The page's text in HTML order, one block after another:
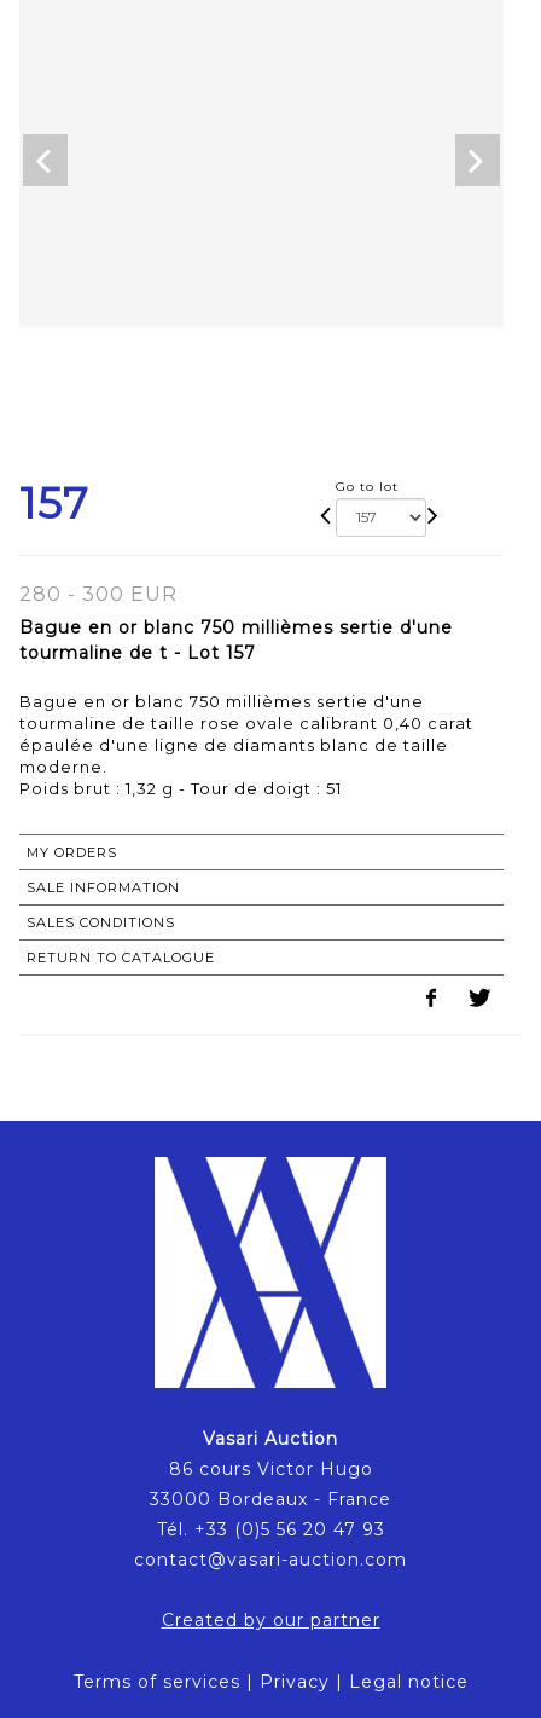
157 Go to lot
280 - 300 EUR
Bague en or blanc 750 millièmes sertie d'une
tourmaline de t - Lot 157
Bague en or blanc 750 millièmes sertie d'une
tourmaline de taille rose ovale calibrant 0,40 carat
épaulée d'une ligne de diamants blanc de taille
moderne.
Poids brut : 1,32 g - Tour de doigt : 51
MY ORDERS
SALE INFORMATION
SALES CONDITIONS
RETURN TO CATALOGUE
Vasari Auction
86 cours Victor Hugo
33000 Bordeaux - France
Tél. +33 (0)5 56 20 47 93
contact@vasari-auction.com
Created by our partner
Terms of services | Privacy | Legal notice